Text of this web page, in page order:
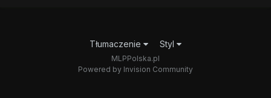
Tłumaczenie Styl
MLPPolska.pl
Powered by Invision Community